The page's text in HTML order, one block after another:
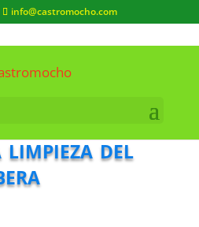
info@castromocho.com
del